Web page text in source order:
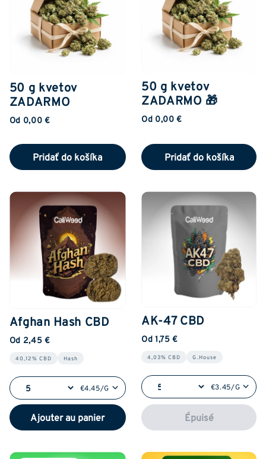
50 g kvetov
ZADARMO
Od 0,00 €
Pridať do košíka
50 g kvetov
ZADARMO 🎁
Od 0,00 €
Pridať do košíka
Afghan Hash CBD
Od 2,45 €
40,12% CBD Hash
€4.45/G
Ajouter au panier
AK-47 CBD
Od 1,75 €
4,03% CBD G.House
€3.45/G
Épuisé